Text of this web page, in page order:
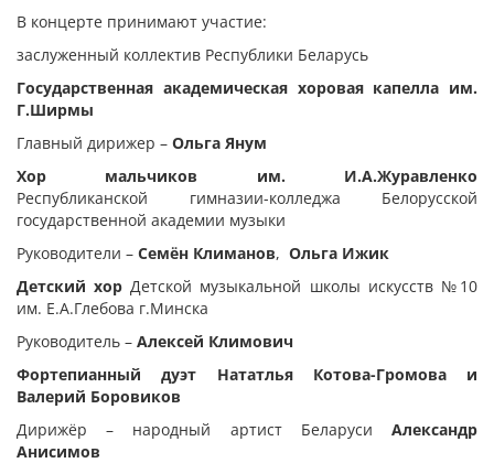
В концерте принимают участие:
заслуженный коллектив Республики Беларусь
Государственная академическая хоровая капелла им.
Г.Ширмы
Главный дирижер – Ольга Янум
Хор мальчиков им. И.А.Журавленко
Республиканской гимназии-колледжа Белорусской
государственной академии музыки
Руководители – Семён Климанов, Ольга Ижик
Детский хор Детской музыкальной школы искусств №10
им. Е.А.Глебова г.Минска
Руководитель – Алексей Климович
Фортепианный дуэт Нататлья Котова-Громова и
Валерий Боровиков
Дирижёр – народный артист Беларуси Александр
Анисимов